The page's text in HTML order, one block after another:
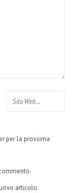
per la prossima
articolo.